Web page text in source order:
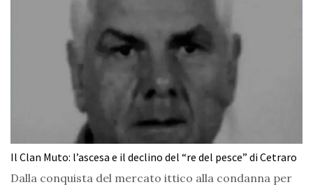
Il Clan Muto: l’ascesa e il declino del “re del pesce” di Cetraro
Dalla conquista del mercato ittico alla condanna per